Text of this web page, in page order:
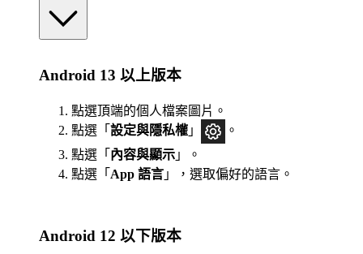
Android 13 以上版本
點選頂端的個人檔案圖片。
點選「 設定與隱私權 」
。
點選「 內容與顯示 」。
點選「 App 語言 」，選取偏好的語言。
Android 12 以下版本